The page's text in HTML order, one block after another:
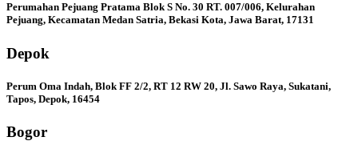
Perumahan Pejuang Pratama Blok S No. 30 RT. 007/006, Kelurahan
Pejuang, Kecamatan Medan Satria, Bekasi Kota, Jawa Barat, 17131
Depok
Perum Oma Indah, Blok FF 2/2, RT 12 RW 20, Jl. Sawo Raya, Sukatani,
Tapos, Depok, 16454
Bogor